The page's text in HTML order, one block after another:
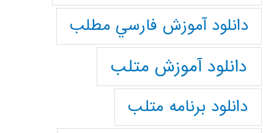
دانلود آموزش فارسي مطلب
دانلود آموزش متلب
دانلود برنامه متلب